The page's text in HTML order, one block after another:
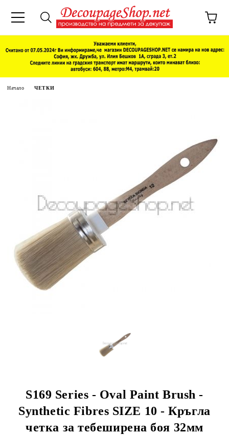
Начало ЧЕТКИ
S169 Series - Oval Paint Brush -
Synthetic Fibres SIZE 10 - Кръгла
четка за тебеширена боя 32мм